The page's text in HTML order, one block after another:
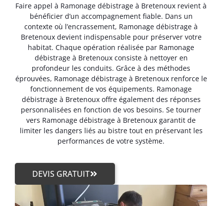
Faire appel à Ramonage débistrage à Bretenoux revient à
bénéficier d’un accompagnement fiable. Dans un
contexte où l’encrassement, Ramonage débistrage à
Bretenoux devient indispensable pour préserver votre
habitat. Chaque opération réalisée par Ramonage
débistrage à Bretenoux consiste à nettoyer en
profondeur les conduits. Grâce à des méthodes
éprouvées, Ramonage débistrage à Bretenoux renforce le
fonctionnement de vos équipements. Ramonage
débistrage à Bretenoux offre également des réponses
personnalisées en fonction de vos besoins. Se tourner
vers Ramonage débistrage à Bretenoux garantit de
limiter les dangers liés au bistre tout en préservant les
performances de votre système.
DEVIS GRATUIT